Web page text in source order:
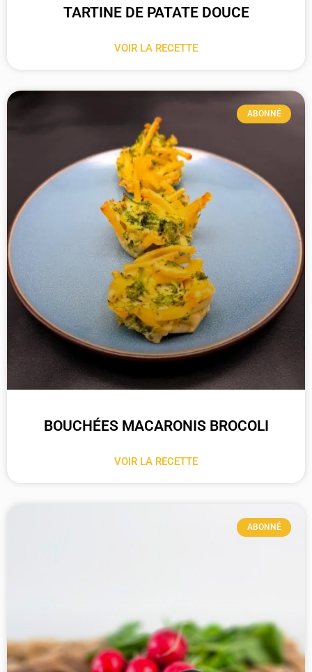
TARTINE DE PATATE DOUCE
VOIR LA RECETTE
ABONNÉ
BOUCHÉES MACARONIS BROCOLI
VOIR LA RECETTE
ABONNÉ